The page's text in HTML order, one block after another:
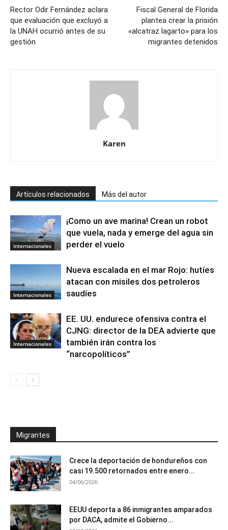
Rector Odir Fernández aclara
que evaluación que excluyó a
la UNAH ocurrió antes de su
gestión
Fiscal General de Florida
plantea crear la prisión
«alcatraz lagarto» para los
migrantes detenidos
Karen
Artículos relacionados Más del autor
Internacionales
¡Como un ave marina! Crean un robot
que vuela, nada y emerge del agua sin
perder el vuelo
Internacionales
Nueva escalada en el mar Rojo: hutíes
atacan con misiles dos petroleros
saudíes
Internacionales
EE. UU. endurece ofensiva contra el
CJNG: director de la DEA advierte que
también irán contra los
“narcopolíticos”
Migrantes
Crece la deportación de hondureños con
casi 19.500 retornados entre enero...
04/06/2026
EEUU deporta a 86 inmigrantes amparados
por DACA, admite el Gobierno...